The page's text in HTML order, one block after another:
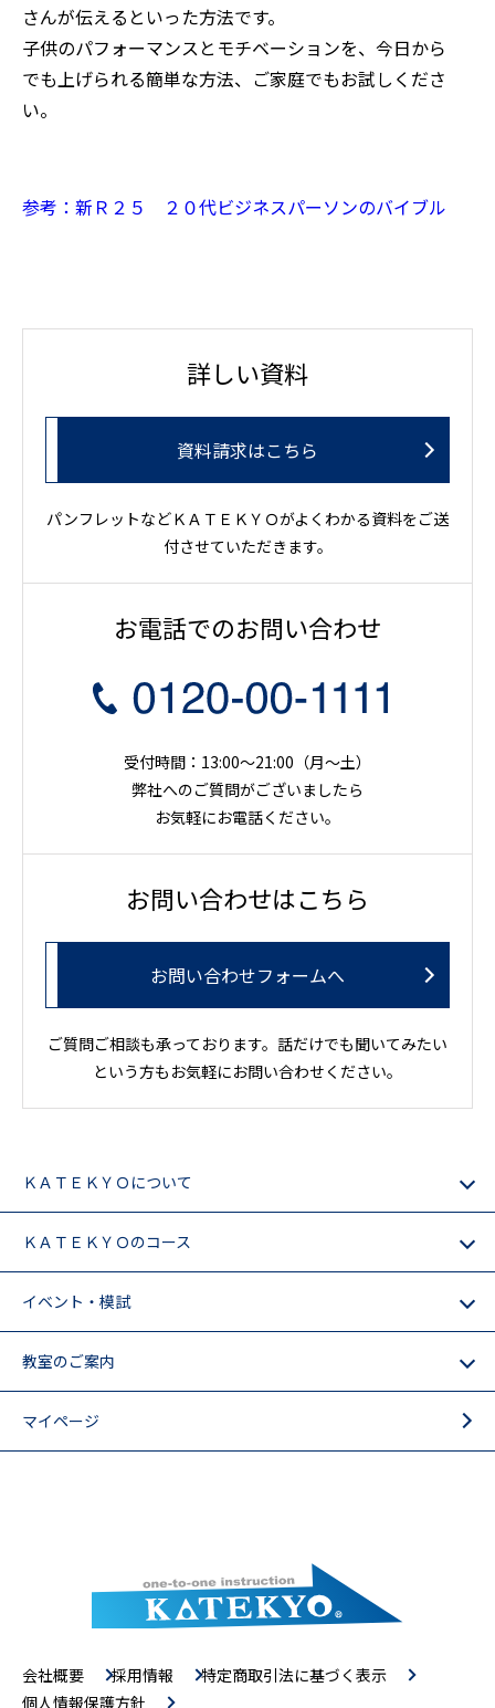
さんが伝えるといった方法です。
子供のパフォーマンスとモチベーションを、今日から
でも上げられる簡単な方法、ご家庭でもお試しくださ
い。
参考：新Ｒ２５ ２０代ビジネスパーソンのバイブル
詳しい資料
資料請求はこちら
パンフレットなどＫＡＴＥＫＹＯがよくわかる資料をご送
付させていただきます。
お電話でのお問い合わせ
受付時間：13:00～21:00（月〜土）
弊社へのご質問がございましたら
お気軽にお電話ください。
お問い合わせはこちら
お問い合わせフォームへ
ご質問ご相談も承っております。話だけでも聞いてみたい
という方もお気軽にお問い合わせください。
ＫＡＴＥＫＹＯについて
ＫＡＴＥＫＹＯのコース
イベント・模試
教室のご案内
マイページ
会社概要 採用情報
特定商取引法に基づく表示
個人情報保護方針